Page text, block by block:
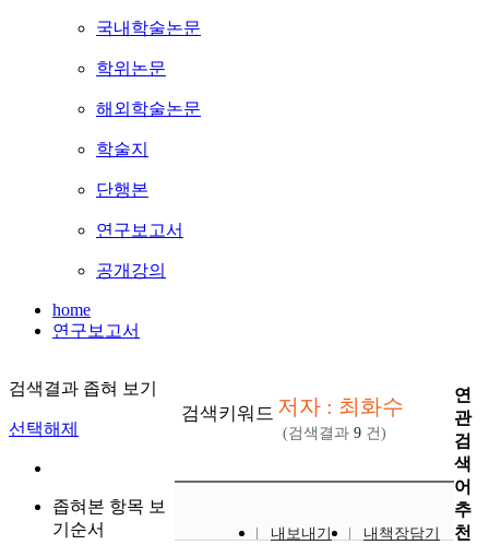
국내학술논문
학위논문
해외학술논문
학술지
단행본
연구보고서
공개강의
home
연구보고서
검색결과 좁혀 보기
선택해제
좁혀본 항목 보
기순서
검색키워드 저자 : 최화수
(검색결과 9 건)
내보내기
내책장담기
연
관
검
색
어
추
천